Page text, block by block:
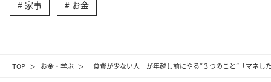
TOP お金・学ぶ 「食費が少ない人」が年越し前にやる“３つのこと”「マネし
家事 お金